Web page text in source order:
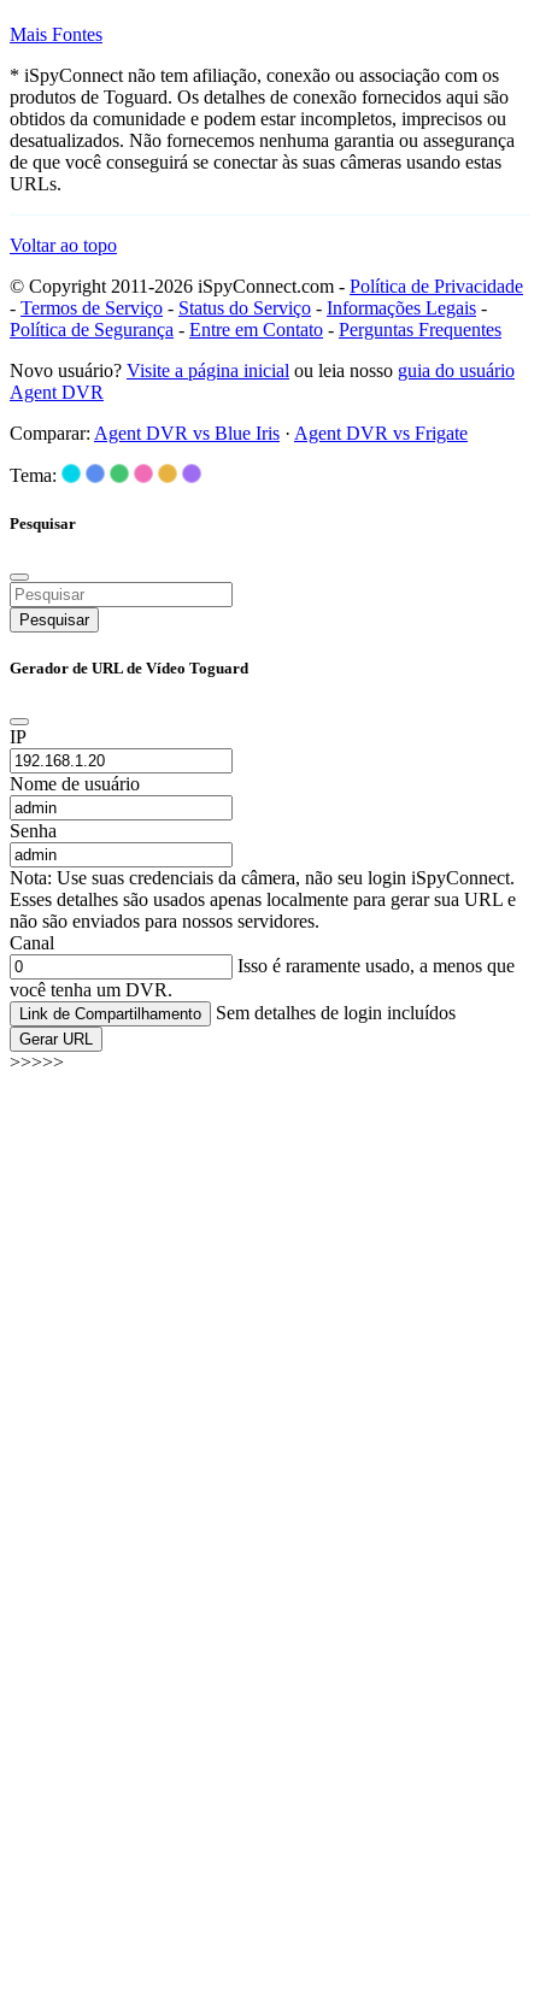
Mais Fontes
* iSpyConnect não tem afiliação, conexão ou associação com os
produtos de Toguard. Os detalhes de conexão fornecidos aqui são
obtidos da comunidade e podem estar incompletos, imprecisos ou
desatualizados. Não fornecemos nenhuma garantia ou assegurança
de que você conseguirá se conectar às suas câmeras usando estas
URLs.
Voltar ao topo
© Copyright 2011-2026 iSpyConnect.com - Política de Privacidade
- Termos de Serviço - Status do Serviço - Informações Legais -
Política de Segurança - Entre em Contato - Perguntas Frequentes
Novo usuário? Visite a página inicial ou leia nosso guia do usuário
Agent DVR
Comparar: Agent DVR vs Blue Iris · Agent DVR vs Frigate
Tema:
Pesquisar
Pesquisar
Gerador de URL de Vídeo Toguard
IP
Nome de usuário
Senha
Nota: Use suas credenciais da câmera, não seu login iSpyConnect.
Esses detalhes são usados apenas localmente para gerar sua URL e
não são enviados para nossos servidores.
Canal
Isso é raramente usado, a menos que
você tenha um DVR.
Link de Compartilhamento Sem detalhes de login incluídos
Gerar URL
>>>>>